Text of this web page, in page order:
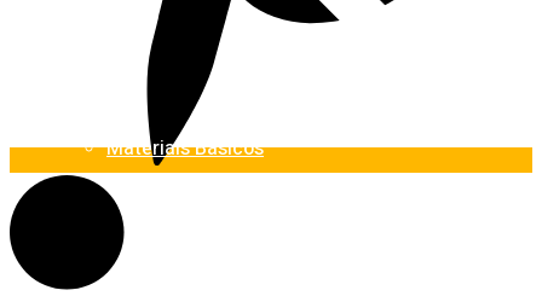
Materiais Básicos